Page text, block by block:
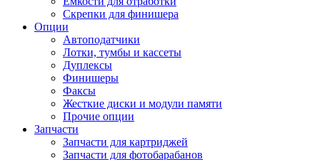
Скрепки для финишера
Опции
Автоподатчики
Лотки, тумбы и кассеты
Дуплексы
Финишеры
Факсы
Жесткие диски и модули памяти
Прочие опции
Запчасти
Запчасти для картриджей
Запчасти для фотобарабанов